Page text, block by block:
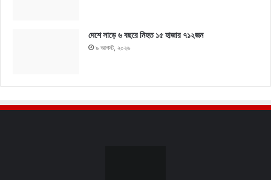
দেশে সাড়ে ৬ বছরে নিহত ১৫ হাজার ৭১২জন
৯ আগস্ট, ২০২৬